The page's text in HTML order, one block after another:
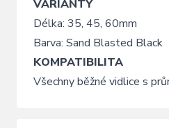
VARIANTY
Délka: 35, 45, 60mm
Barva: Sand Blasted Black
KOMPATIBILITA
Všechny běžné vidlice s